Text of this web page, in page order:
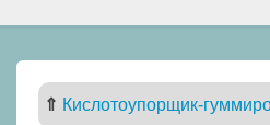
⇑ Кислотоупорщик-